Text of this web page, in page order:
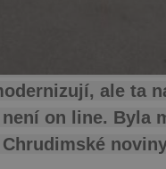
ale ta
on line. Byla